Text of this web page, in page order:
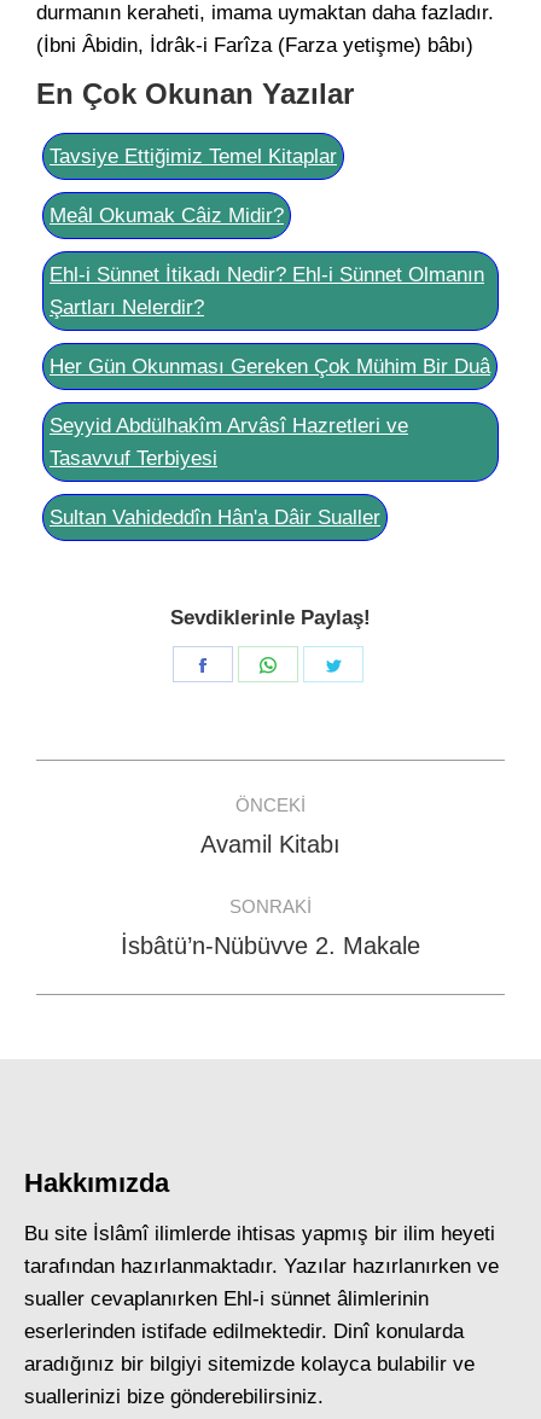
durmanın keraheti, imama uymaktan daha fazladır.
(İbni Âbidin, İdrâk-i Farîza (Farza yetişme) bâbı)
En Çok Okunan Yazılar
Tavsiye Ettiğimiz Temel Kitaplar
Meâl Okumak Câiz Midir?
Ehl-i Sünnet İtikadı Nedir? Ehl-i Sünnet Olmanın
Şartları Nelerdir?
Her Gün Okunması Gereken Çok Mühim Bir Duâ
Seyyid Abdülhakîm Arvâsî Hazretleri ve
Tasavvuf Terbiyesi
Sultan Vahideddîn Hân'a Dâir Sualler
Sevdiklerinle Paylaş!
Share
Share
navigation
ÖNCEKI
Previous
Avamil Kitabı
SONRAKI
Next
İsbâtü’n-Nübüvve 2. Makale
Hakkımızda
Bu site İslâmî ilimlerde ihtisas yapmış bir ilim heyeti
tarafından hazırlanmaktadır. Yazılar hazırlanırken ve
sualler cevaplanırken Ehl-i sünnet âlimlerinin
eserlerinden istifade edilmektedir. Dinî konularda
aradığınız bir bilgiyi sitemizde kolayca bulabilir ve
suallerinizi bize gönderebilirsiniz.